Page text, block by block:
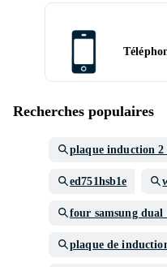
Recherches populaires
plaque induction 2
ed751hsb1e
four samsung dual
plaque de